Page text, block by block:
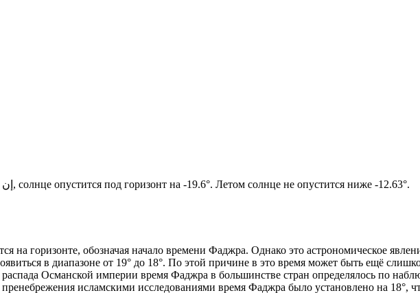
Новый день по солнечному календарю. Сегодня, إن شاء الله, солнце опустится под горизонт на -19.6°. Летом солнце не опустится ниже -12.63°.
на горизонте, обозначая начало времени Фаджра. Однако это астрономическое
в диапазоне от 19° до 18°. По этой причине в это время может быть ещё
распада Османской империи время Фаджра в большинстве стран определялось по
исламскими исследованиями время Фаджра было установлено на 18°,